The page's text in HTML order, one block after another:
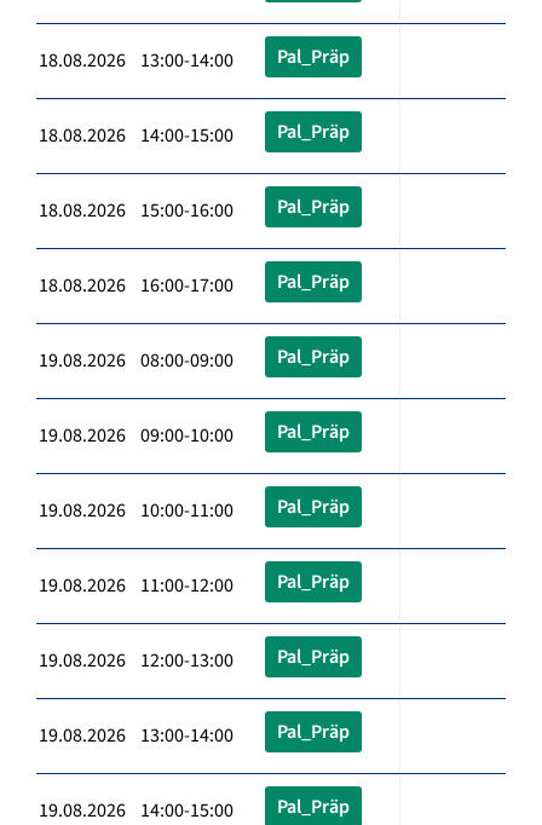
18.08.2026 13:00-14:00 Pal_Präp
18.08.2026 14:00-15:00 Pal_Präp
18.08.2026 15:00-16:00 Pal_Präp
18.08.2026 16:00-17:00 Pal_Präp
19.08.2026 08:00-09:00 Pal_Präp
19.08.2026 09:00-10:00 Pal_Präp
19.08.2026 10:00-11:00 Pal_Präp
19.08.2026 11:00-12:00 Pal_Präp
19.08.2026 12:00-13:00 Pal_Präp
19.08.2026 13:00-14:00 Pal_Präp
19.08.2026 14:00-15:00 Pal_Präp